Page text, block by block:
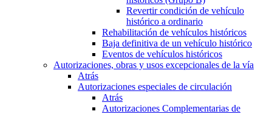
Revertir condición de vehículo
histórico a ordinario
Rehabilitación de vehículos históricos
Baja definitiva de un vehículo histórico
Eventos de vehículos históricos
Autorizaciones, obras y usos excepcionales de la vía
Atrás
Autorizaciones especiales de circulación
Atrás
Autorizaciones Complementarias de